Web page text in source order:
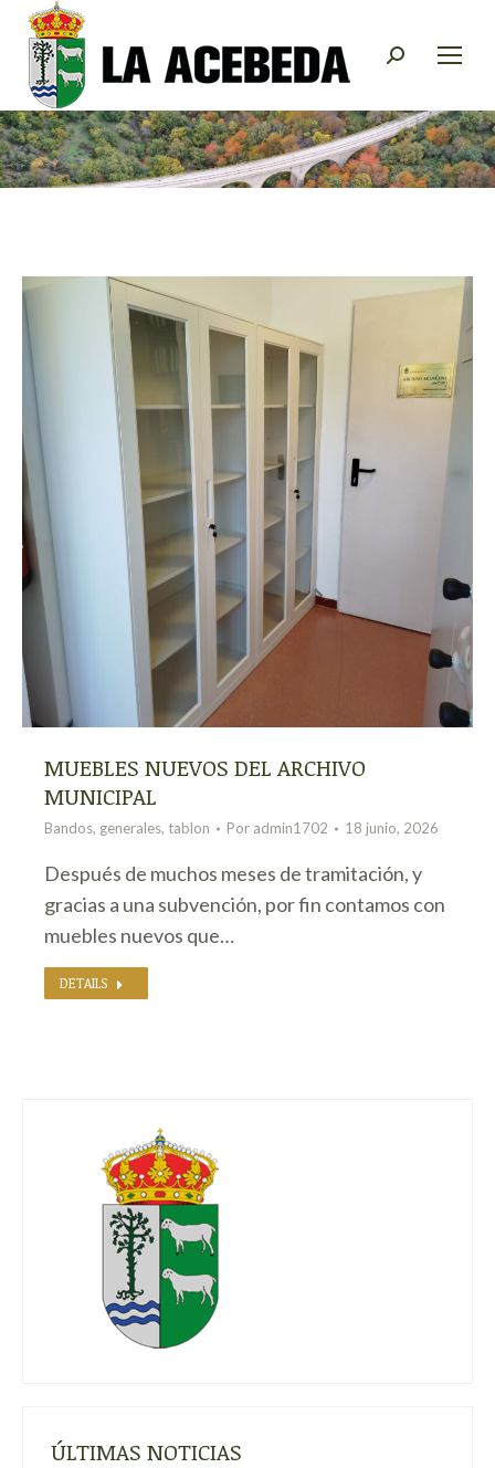
Buscar:
MUEBLES NUEVOS DEL ARCHIVO
MUNICIPAL
Bandos, generales, tablon Por admin1702 18 junio, 2026
Después de muchos meses de tramitación, y
gracias a una subvención, por fin contamos con
muebles nuevos que…
DETAILS
ÚLTIMAS NOTICIAS